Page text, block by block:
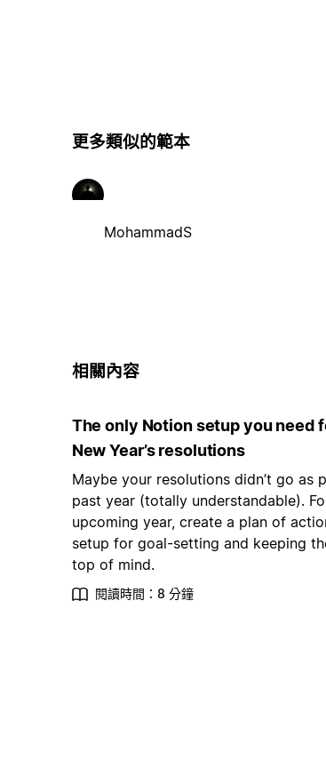
更多類似的範本
MohammadS
相關內容
The only Notion setup you need
New Year’s resolutions
Maybe your resolutions didn’t go as
past year (totally understandable).
upcoming year, create a plan of
setup for goal-setting and keeping
top of mind.
閱讀時間：8 分鐘